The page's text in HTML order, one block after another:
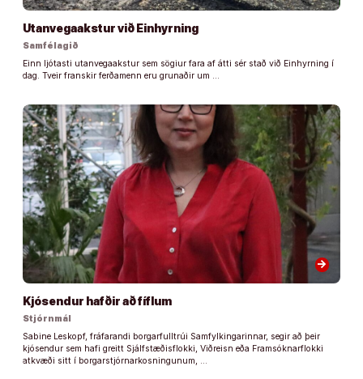
Utanvegaakstur við Einhyrning
Samfélagið
Einn ljótasti utanvegaakstur sem sögiur fara af átti sér stað við Einhyrning í
dag. Tveir franskir ferðamenn eru grunaðir um …
arrow_forward
Kjósendur hafðir að fíflum
Stjórnmál
Sabine Leskopf, fráfarandi borgarfulltrúi Samfylkingarinnar, segir að þeir
kjósendur sem hafi greitt Sjálfstæðisflokki, Viðreisn eða Framsóknarflokki
atkvæði sitt í borgarstjórnarkosningunum, …